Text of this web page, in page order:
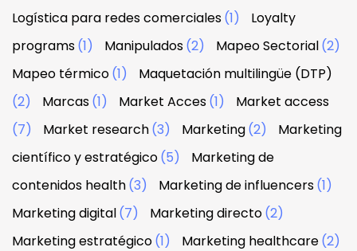
Logística para redes comerciales(1)
Loyalty
programs(1) Manipulados(2) Mapeo Sectorial(2)
Mapeo térmico(1)
Maquetación multilingüe (DTP)
(2)
Marcas(1) Market Acces(1)
Market access
(7)
Market research(3) Marketing(2)
Marketing
científico y estratégico(5)
Marketing de
contenidos health(3) Marketing de influencers(1)
Marketing digital(7) Marketing directo(2)
Marketing estratégico(1) Marketing healthcare(2)